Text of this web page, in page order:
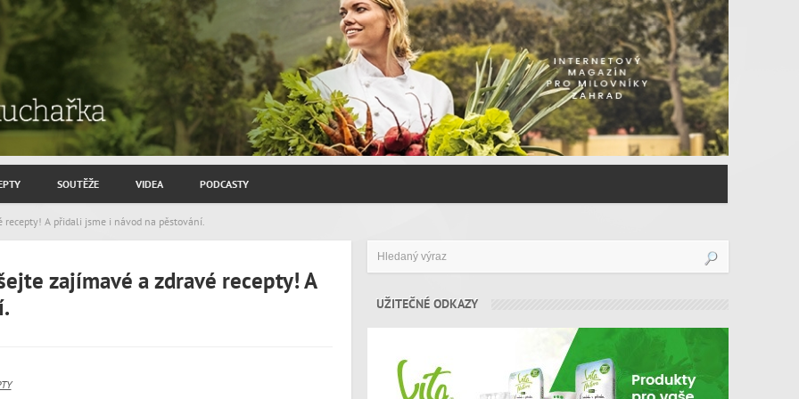
SOUTĚŽE VIDEA PODCASTY
ROZHOVORY JIŘÍ SAVINEC
ZAJÍMAVÍ HOSTÉ
recepty! A přidali jsme i návod na pěstování.
zajímavé a zdravé recepty! A
UŽITEČNÉ ODKAZY